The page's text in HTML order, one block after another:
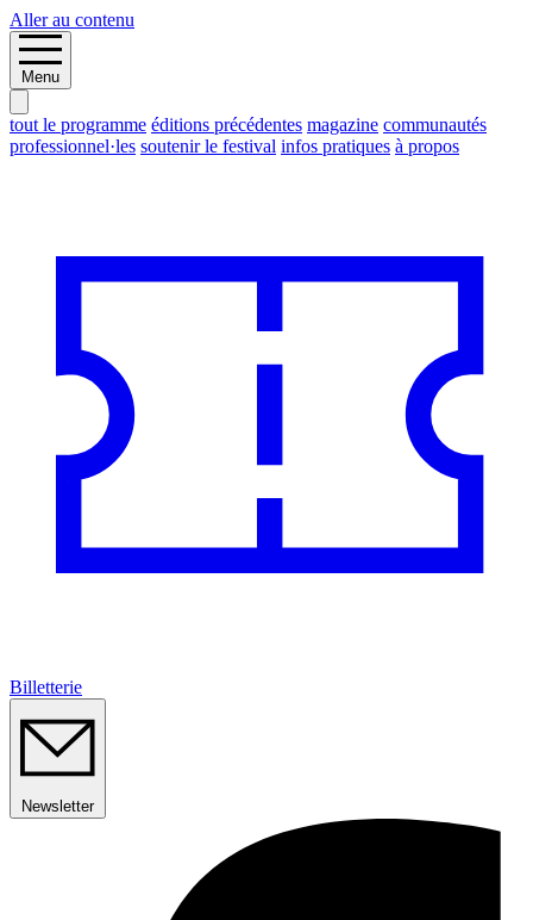
Aller au contenu
Menu
tout le programme éditions précédentes magazine communautés
professionnel·les soutenir le festival infos pratiques à propos
Billetterie
Newsletter